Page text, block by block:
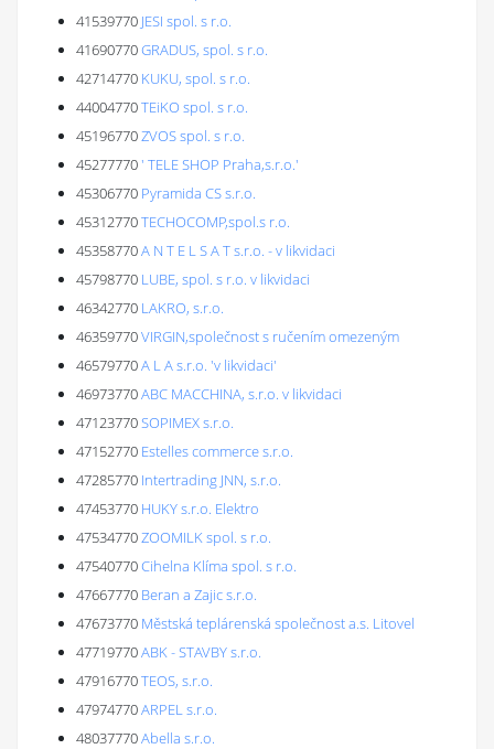
41539770 JESI spol. s r.o.
41690770GRADUS, spol. s r.o.
42714770 KUKU, spol. s r.o.
44004770TEiKO spol. s r.o.
45196770ZVOS spol. s r.o.
45277770' TELE SHOP Praha,s.r.o.'
45306770 Pyramida CS s.r.o.
45312770TECHOCOMP,spol.s r.o.
45358770A N T E L S A T s.r.o. - v likvidaci
45798770 LUBE, spol. s r.o. v likvidaci
46342770 LAKRO, s.r.o.
46359770VIRGIN,společnost s ručením omezeným
46579770A L A s.r.o. 'v likvidaci'
46973770ABC MACCHINA, s.r.o. v likvidaci
47123770SOPIMEX s.r.o.
47152770 Estelles commerce s.r.o.
47285770 Intertrading JNN, s.r.o.
47453770 HUKY s.r.o. Elektro
47534770ZOOMILK spol. s r.o.
47540770Cihelna Klíma spol. s r.o.
47667770 Beran a Zajic s.r.o.
47673770 Městská teplárenská společnost a.s. Litovel
47719770ABK - STAVBY s.r.o.
47916770TEOS, s.r.o.
47974770ARPEL s.r.o.
48037770Abella s.r.o.